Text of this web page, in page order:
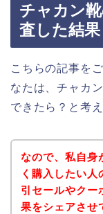
チャカン
査した結果
こちらの記事を
なたは、チャカ
できたら？と考
なので、私自身
く購入したい人
引セールやクー
果をシェアさせ